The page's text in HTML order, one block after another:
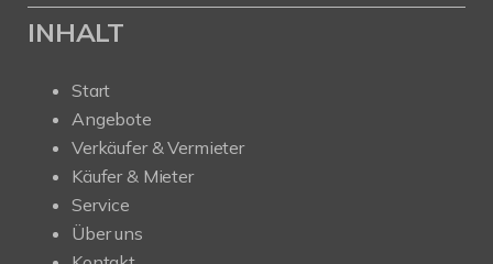
INHALT
Start
Angebote
Verkäufer & Vermieter
Käufer & Mieter
Service
Über uns